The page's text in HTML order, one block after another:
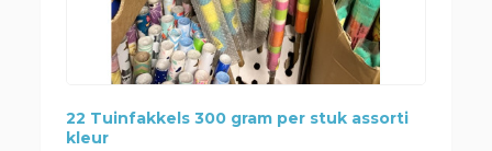
22 Tuinfakkels 300 gram per stuk assorti
kleur